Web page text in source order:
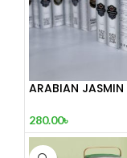
ARABIAN
280.00৳